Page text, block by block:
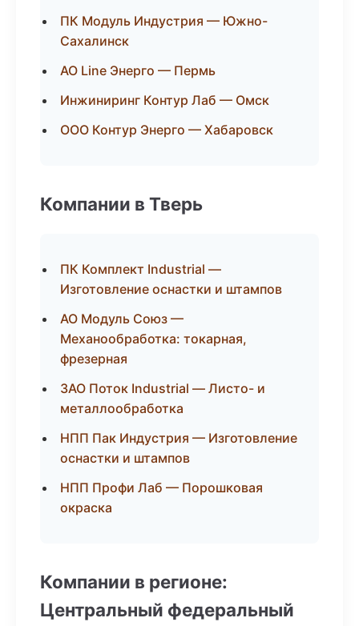
ПК Модуль Индустрия — Южно-
Сахалинск
АО Line Энерго — Пермь
Инжиниринг Контур Лаб — Омск
ООО Контур Энерго — Хабаровск
Компании в Тверь
ПК Комплект Industrial —
Изготовление оснастки и штампов
АО Модуль Союз —
Механообработка: токарная,
фрезерная
ЗАО Поток Industrial — Листо- и
металлообработка
НПП Пак Индустрия — Изготовление
оснастки и штампов
НПП Профи Лаб — Порошковая
окраска
Компании в регионе:
Центральный федеральный